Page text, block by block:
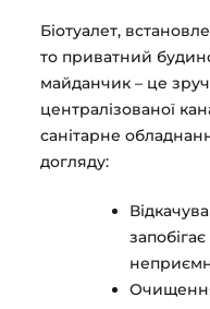
Біотуалет,
то приватний
майданчик – це
централізованої
санітарне
догляду: